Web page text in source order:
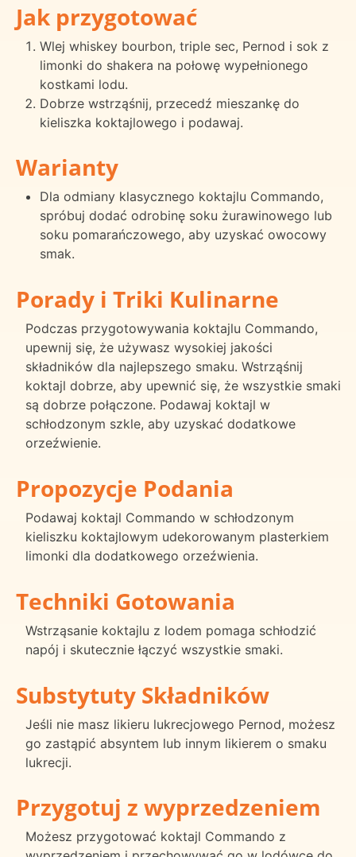
Jak przygotować
Wlej whiskey bourbon, triple sec, Pernod i sok z
limonki do shakera na połowę wypełnionego
kostkami lodu.
Dobrze wstrząśnij, przecedź mieszankę do
kieliszka koktajlowego i podawaj.
Warianty
Dla odmiany klasycznego koktajlu Commando,
spróbuj dodać odrobinę soku żurawinowego lub
soku pomarańczowego, aby uzyskać owocowy
smak.
Porady i Triki Kulinarne
Podczas przygotowywania koktajlu Commando,
upewnij się, że używasz wysokiej jakości
składników dla najlepszego smaku. Wstrząśnij
koktajl dobrze, aby upewnić się, że wszystkie smaki
są dobrze połączone. Podawaj koktajl w
schłodzonym szkle, aby uzyskać dodatkowe
orzeźwienie.
Propozycje Podania
Podawaj koktajl Commando w schłodzonym
kieliszku koktajlowym udekorowanym plasterkiem
limonki dla dodatkowego orzeźwienia.
Techniki Gotowania
Wstrząsanie koktajlu z lodem pomaga schłodzić
napój i skutecznie łączyć wszystkie smaki.
Substytuty Składników
Jeśli nie masz likieru lukrecjowego Pernod, możesz
go zastąpić absyntem lub innym likierem o smaku
lukrecji.
Przygotuj z wyprzedzeniem
Możesz przygotować koktajl Commando z